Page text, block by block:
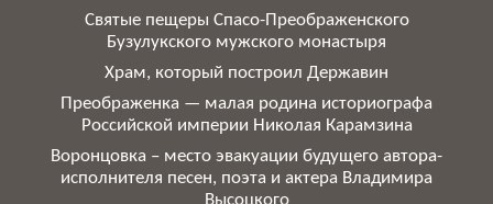
Святые пещеры Спасо-Преображенского
Бузулукского мужского монастыря
Храм, который построил Державин
Преображенка — малая родина историографа
Российской империи Николая Карамзина
Воронцовка – место эвакуации будущего автора-
исполнителя песен, поэта и актера Владимира
Высоцкого